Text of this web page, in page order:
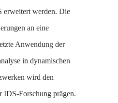
erweitert werden. Die
an eine
Anwendung der
in dynamischen
wird den
IDS-Forschung prägen.